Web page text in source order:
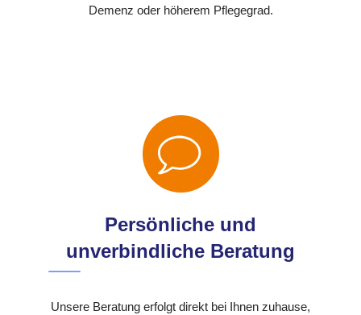
Demenz oder höherem Pflegegrad.
Persönliche und
unverbindliche Beratung
Unsere Beratung erfolgt direkt bei Ihnen zuhause,